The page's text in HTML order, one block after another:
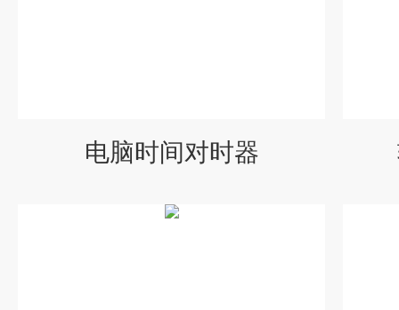
电脑时间对时器